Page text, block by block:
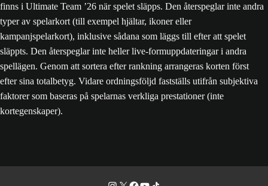
finns i Ultimate Team ’26 när spelet släpps. Den återspeglar inte andra
typer av spelarkort (till exempel hjältar, ikoner eller
kampanjspelarkort), inklusive sådana som läggs till efter att spelet
släppts. Den återspeglar inte heller live-formuppdateringar i andra
spellägen. Genom att sortera efter rankning arrangeras korten först
efter sina totalbetyg. Vidare ordningsföljd fastställs utifrån subjektiva
faktorer som baseras på spelarnas verkliga prestationer (inte
kortegenskaper).